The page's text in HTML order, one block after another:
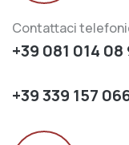
Contattaci
+39 081 014 08
+39 339 157